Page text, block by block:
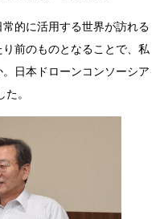
的に活用する世界が訪れる
前のものとなることで、私
日本ドローンコンソーシア
。